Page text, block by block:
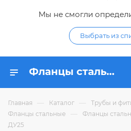
Мы не смогли
Выбрать из
Фланцы стальные воротниковые ДУ25 - купить воротниковый фланец из стали ДУ 25 мм по низким ценам в интернет-магазине Гидропромтехника в Курске
Главная — Каталог — Трубы и
Фланцы стальные — Фланцы
ДУ25